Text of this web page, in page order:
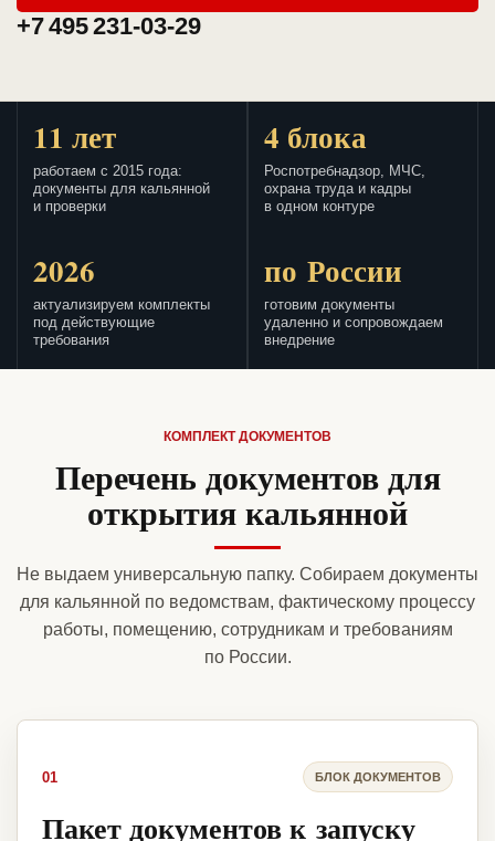
+7 495 231-03-29
11 лет
работаем с 2015 года:
документы для кальянной
и проверки
4 блока
Роспотребнадзор, МЧС,
охрана труда и кадры
в одном контуре
2026
актуализируем комплекты
под действующие
требования
по России
готовим документы
удаленно и сопровождаем
внедрение
КОМПЛЕКТ ДОКУМЕНТОВ
Перечень документов для
открытия кальянной
Не выдаем универсальную папку. Собираем документы
для кальянной по ведомствам, фактическому процессу
работы, помещению, сотрудникам и требованиям
по России.
01 БЛОК ДОКУМЕНТОВ
Пакет документов к запуску